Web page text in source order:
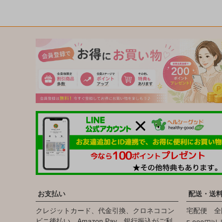
お支払い
クレジットカード、代金引換、クロネココン
配送・送
宅配便 全